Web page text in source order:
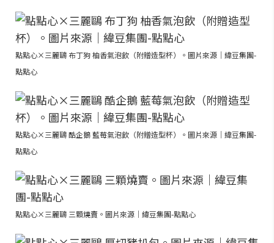
點點心×三麗鷗 布丁狗 柚香氣泡飲（附贈造型杯）。圖片來源｜緯豆集團-
點點心
點點心×三麗鷗 酷企鵝 藍莓氣泡飲（附贈造型杯）。圖片來源｜緯豆集團-
點點心
點點心×三麗鷗 三顆燒賣。圖片來源｜緯豆集團-點點心